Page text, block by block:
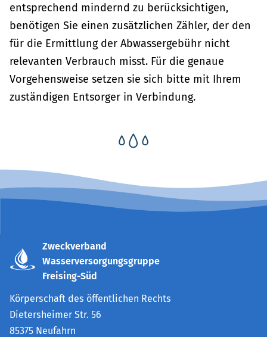
entsprechend mindernd zu berücksichtigen,
benötigen Sie einen zusätzlichen Zähler, der den
für die Ermittlung der Abwassergebühr nicht
relevanten Verbrauch misst. Für die genaue
Vorgehensweise setzen sie sich bitte mit Ihrem
zuständigen Entsorger in Verbindung.
Zweckverband
Wasserversorgungsgruppe
Freising-Süd
Körperschaft des öffentlichen Rechts
Dietersheimer Str. 56
85375 Neufahrn